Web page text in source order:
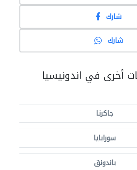
شارك
شارك
أخرى في اندونيسيا
جاكرتا
سورابايا
باندونق